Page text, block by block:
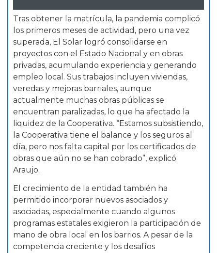
Tras obtener la matrícula, la pandemia complicó
los primeros meses de actividad, pero una vez
superada, El Solar logró consolidarse en
proyectos con el Estado Nacional y en obras
privadas, acumulando experiencia y generando
empleo local. Sus trabajos incluyen viviendas,
veredas y mejoras barriales, aunque
actualmente muchas obras públicas se
encuentran paralizadas, lo que ha afectado la
liquidez de la Cooperativa. “Estamos subsistiendo,
la Cooperativa tiene el balance y los seguros al
día, pero nos falta capital por los certificados de
obras que aún no se han cobrado”, explicó
Araujo.
El crecimiento de la entidad también ha
permitido incorporar nuevos asociados y
asociadas, especialmente cuando algunos
programas estatales exigieron la participación de
mano de obra local en los barrios. A pesar de la
competencia creciente y los desafíos